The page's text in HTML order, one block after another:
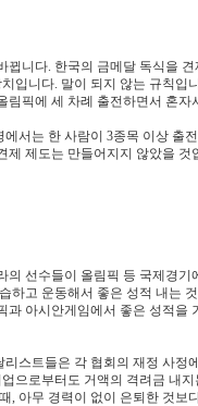
뀝니다. 한국의 금메달 독식을
입니다. 말이 되지 않는 규칙
림픽에 세 차례 출전하면서 혼
서는 한 사람이 3종목 이상 출
제 제도는 만들어지지 않았을 것
의 선수들이 올림픽 등 국제경
하고 운동해서 좋은 성적 내는
과 아시안게임에서 좋은 성적
스트들은 각 협회의 재정 사
으로부터도 거액의 격려금 내
, 아무 경력이 없이 은퇴한 것